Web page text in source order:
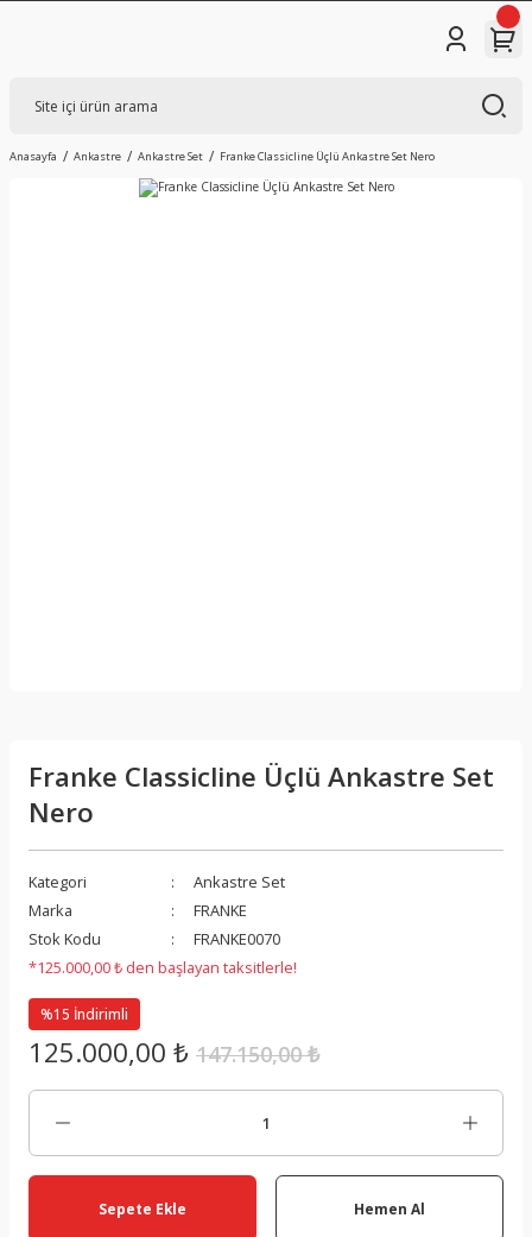
Anasayfa Ankastre Ankastre Set Franke Classicline Üçlü Ankastre Set Nero
Franke Classicline Üçlü Ankastre Set
Nero
Kategori
Ankastre Set
Marka
FRANKE
Stok Kodu
FRANKE0070
*125.000,00 ₺ den başlayan taksitlerle!
%15 İndirimli
125.000,00 ₺ 147.150,00 ₺
Sepete Ekle Hemen Al